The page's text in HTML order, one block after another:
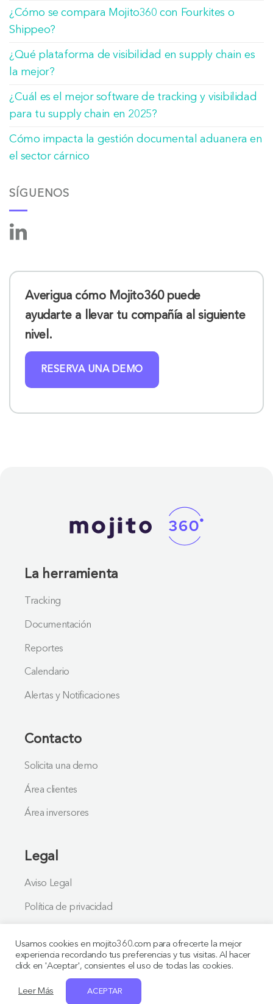
¿Cómo se compara Mojito360 con Fourkites o
Shippeo?
¿Qué plataforma de visibilidad en supply chain es
la mejor?
¿Cuál es el mejor software de tracking y visibilidad
para tu supply chain en 2025?
Cómo impacta la gestión documental aduanera en
el sector cárnico
SÍGUENOS
Averigua cómo Mojito360 puede
ayudarte a llevar tu compañía al siguiente
nivel.
RESERVA UNA DEMO
La herramienta
Tracking
Documentación
Reportes
Calendario
Alertas y Notificaciones
Contacto
Solicita una demo
Área clientes
Área inversores
Legal
Aviso Legal
Política de privacidad
© Copyright Mojito360 (2026)
Usamos cookies en mojito360.com para ofrecerte la mejor
experiencia recordando tus preferencias y tus visitas. Al hacer
click en 'Aceptar', consientes el uso de todas las cookies.
Leer Más ACEPTAR